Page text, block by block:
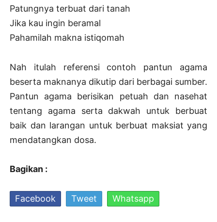
Patungnya terbuat dari tanah
Jika kau ingin beramal
Pahamilah makna istiqomah
Nah itulah referensi contoh pantun agama
beserta maknanya dikutip dari berbagai sumber.
Pantun agama berisikan petuah dan nasehat
tentang agama serta dakwah untuk berbuat
baik dan larangan untuk berbuat maksiat yang
mendatangkan dosa.
Bagikan :
Facebook Tweet Whatsapp